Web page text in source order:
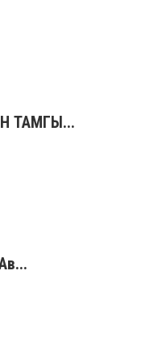
ТАМГЫ...
on the ..
Economic a..